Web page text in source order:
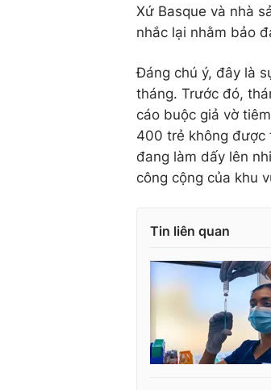
Xứ Basque và nhà
nhắc lại nhằm bảo
Đáng chú ý, đây là
tháng. Trước đó,
cáo buộc giả vờ
400 trẻ không được
đang làm dấy lên
công cộng của khu
Tin liên quan